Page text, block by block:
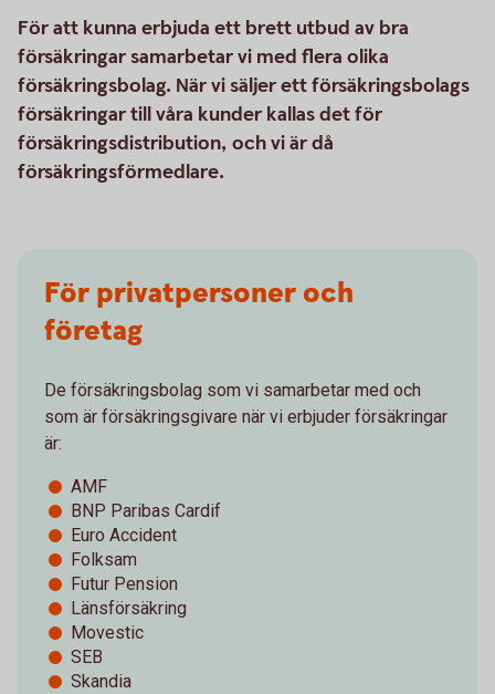
För att kunna erbjuda ett brett utbud av bra
försäkringar samarbetar vi med flera olika
försäkringsbolag. När vi säljer ett försäkringsbolags
försäkringar till våra kunder kallas det för
försäkringsdistribution, och vi är då
försäkringsförmedlare.
För privatpersoner och
företag
De försäkringsbolag som vi samarbetar med och
som är försäkringsgivare när vi erbjuder försäkringar
är:
AMF
BNP Paribas Cardif
Euro Accident
Folksam
Futur Pension
Länsförsäkring
Movestic
SEB
Skandia